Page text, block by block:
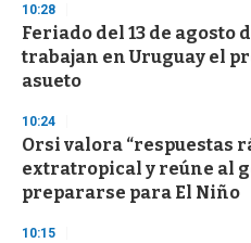
10:28
Feriado del 13 de agosto
trabajan en Uruguay el
asueto
10:24
Orsi valora “respuestas
extratropical y reúne al
prepararse para El Niño
10:15